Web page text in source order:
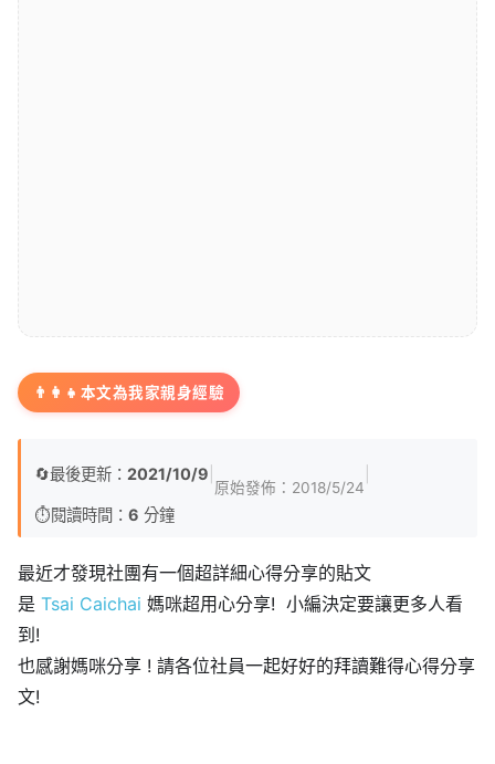
👨‍👩‍👧 本文為我家親身經驗
🔄最後更新： 2021/10/9
原始發佈： 2018/5/24
⏱️閱讀時間： 6 分鐘
最近才發現社團有一個超詳細心得分享的貼文
是 Tsai Caichai 媽咪超用心分享! 小編決定要讓更多人看
到!
也感謝媽咪分享 ! 請各位社員一起好好的拜讀難得心得分享
文!